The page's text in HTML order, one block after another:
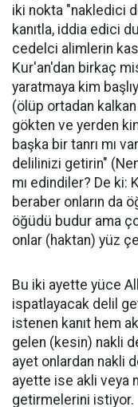
iki nokta "nakledici
kanıtla, iddia edici
cedelci alimlerin
Kur'an'dan birkaç
yaratmaya kim
(ölüp ortadan
gökten ve yerden
başka bir tanrı mı
delilinizi getirin"
mı edindiler? De
beraber onların da
öğüdü budur ama
onlar (haktan) yüz
Bu iki ayette yüce
ispatlayacak delil
istenen kanıt hem
gelen (kesin) nakli
ayet onlardan nakli
ayette ise akli veya
getirmelerini istiyor.